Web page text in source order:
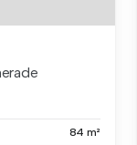
84 m²